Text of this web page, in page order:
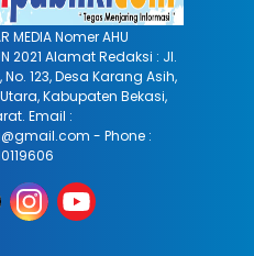
MEDIA Nomer AHU
2021 Alamat Redaksi : Jl.
123, Desa Karang Asih,
Kabupaten Bekasi,
Email :
- Phone :